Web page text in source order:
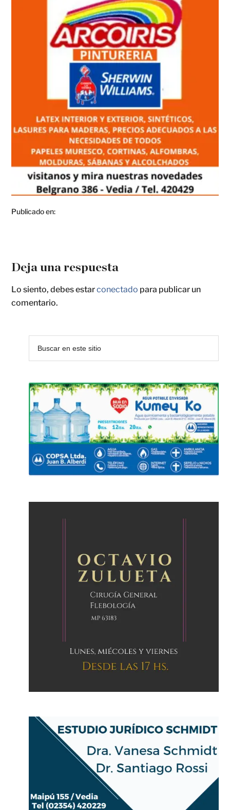
Publicado en:
Deja una respuesta
Lo siento, debes estarconectado para publicar un
comentario.